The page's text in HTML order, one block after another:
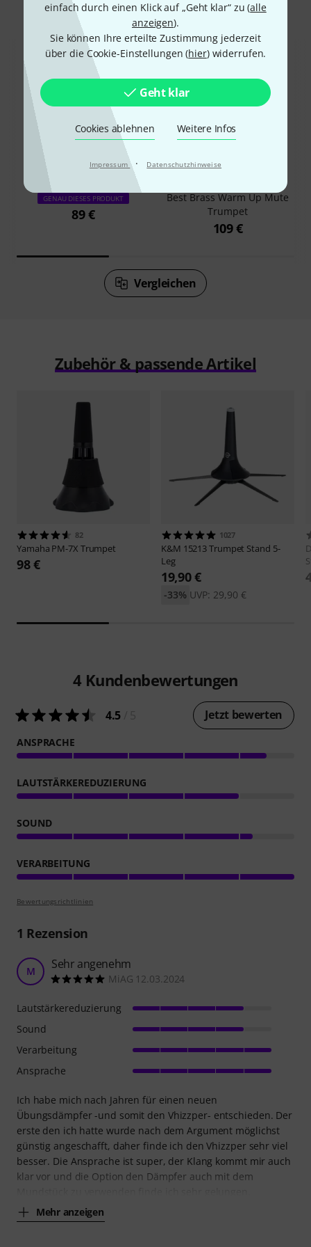
einfach durch einen Klick auf „Geht klar“ zu (alle
anzeigen).
Sie können Ihre erteilte Zustimmung jederzeit
über die Cookie-Einstellungen (hier) widerrufen.
Geht klar
Cookies ablehnen Weitere Infos
Impressum · Datenschutzhinweise
Das kauften Kunden, die sich dieses
Produkt angesehen haben
48%
GENAU DIESES PRODUKT
89 €
14%
Best Brass Warm Up Mute
Trumpet
109 €
Vergleichen
Zubehör & passende Artikel
82
Yamaha PM-7X Trumpet
98 €
1027
K&M 15213 Trumpet Stand 5-
Leg
19,90 €
UVP: 29,90 €
-33%
4 Kundenbewertungen
4.5 Jetzt bewerten
ANSPRACHE
LAUTSTÄRKEREDUZIERUNG
SOUND
VERARBEITUNG
Bewertungsrichtlinien
1 Rezension
M Sehr angenehm
MiAG 12.03.2024
Ich habe mich nach Jahren für einen neuen
Übungsdämpfer -und somit den Vhizzper- entschieden. Der
erste den ich hatte wurde nach dem Argument möglichst
günstig angeschafft, daher finde ich den Vhizzper sehr viel
besser. Die Ansprache ist super, der Klang kommt mir auch
klar vor und die Option den Dämpfer auch mit dem
Mehr anzeigen
Lautstärkereduzierung
Sound
Verarbeitung
Ansprache